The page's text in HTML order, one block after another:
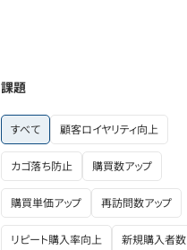
課題
すべて 顧客ロイヤリティ向上
カゴ落ち防止 購買数アップ
購買単価アップ 再訪問数アップ
リピート購入率向上 新規購入者数